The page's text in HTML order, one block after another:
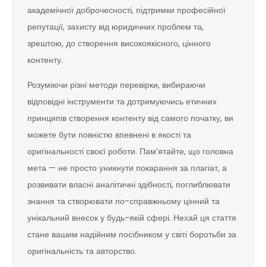
академічної доброчесності, підтримки професійної
репутації, захисту від юридичних проблем та,
зрештою, до створення високоякісного, цінного
контенту.
Розуміючи різні методи перевірки, вибираючи
відповідні інструменти та дотримуючись етичних
принципів створення контенту від самого початку, ви
можете бути повністю впевнені в якості та
оригінальності своєї роботи. Пам’ятайте, що головна
мета — не просто уникнути покарання за плагіат, а
розвивати власні аналітичні здібності, поглиблювати
знання та створювати по-справжньому цінний та
унікальний внесок у будь-якій сфері. Нехай ця стаття
стане вашим надійним посібником у світі боротьби за
оригінальність та авторство.